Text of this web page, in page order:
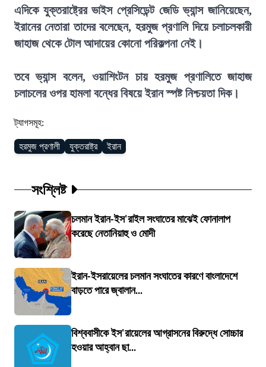
এদিকে যুক্তরাষ্ট্রের ভাইস প্রেসিডেন্ট জেডি ভ্যান্স জানিয়েছেন,
ইরানের নেতারা তাদের বলেছেন, হরমুজ প্রণালি দিয়ে চলাচলকারী
জাহাজ থেকে টোল আদায়ের কোনো পরিকল্পনা নেই।
তবে ভ্যান্স বলেন, ওয়াশিংটন চায় হরমুজ প্রণালিতে জাহাজ
চলাচলের ওপর হামলা বন্ধের বিষয়ে ইরান স্পষ্ট নিশ্চয়তা দিক।
ট্যাগসমূহ:
হরমুজ প্রণালী যুক্তরাষ্ট্র ইরান
সংশ্লিষ্ট
চলমান ইরান-ইস'রাইল সংঘাতের মাঝেই ফোনালাপ
করেছে নেতানিয়াহু ও মোদী
ইরান-ইসরায়েলের চলমান সংঘাতের কারণে বাংলাদেশে
বাড়তে পারে জ্বালান...
বিশ্ববাসীকে ইস'রায়েলের আগ্রাসনের বিরুদ্ধে সোচ্চার
হওয়ার আহ্বান ছা...